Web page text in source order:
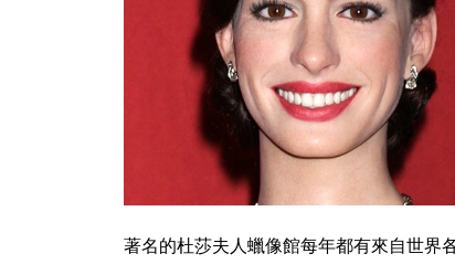
著名的杜莎夫人蠟像館每年都有來自世界